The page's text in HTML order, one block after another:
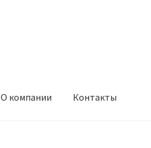
О компании Контакты